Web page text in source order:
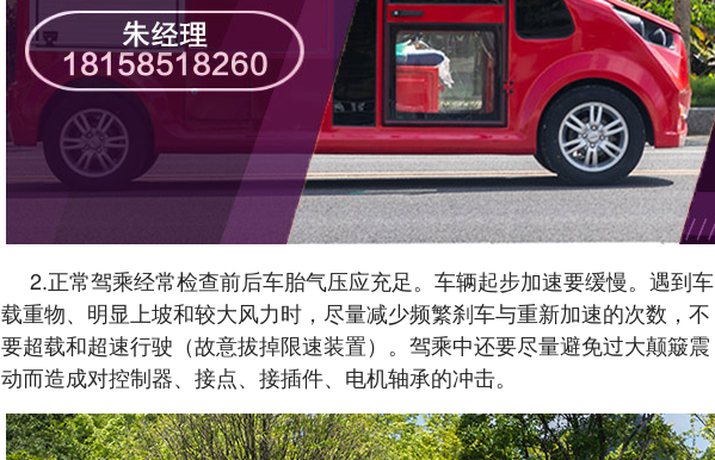
2.正常驾乘经常检查前后车胎气压应充足。车辆起步加速要缓慢。遇到车
载重物、明显上坡和较大风力时，尽量减少频繁刹车与重新加速的次数，不
要超载和超速行驶（故意拔掉限速装置）。驾乘中还要尽量避免过大颠簸震
动而造成对控制器、接点、接插件、电机轴承的冲击。